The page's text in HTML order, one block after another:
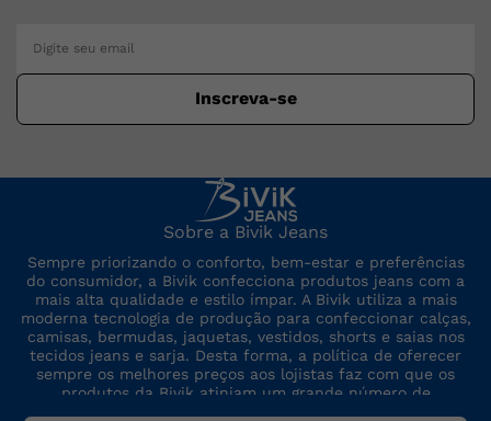
Inscreva-se
Sobre a Bivik Jeans
Sempre priorizando o conforto, bem-estar e preferências
do consumidor, a Bivik confecciona produtos jeans com a
mais alta qualidade e estilo ímpar. A Bivik utiliza a mais
moderna tecnologia de produção para confeccionar calças,
camisas, bermudas, jaquetas, vestidos, shorts e saias nos
tecidos jeans e sarja. Desta forma, a política de oferecer
sempre os melhores preços aos lojistas faz com que os
produtos da Bivik atinjam um grande número de